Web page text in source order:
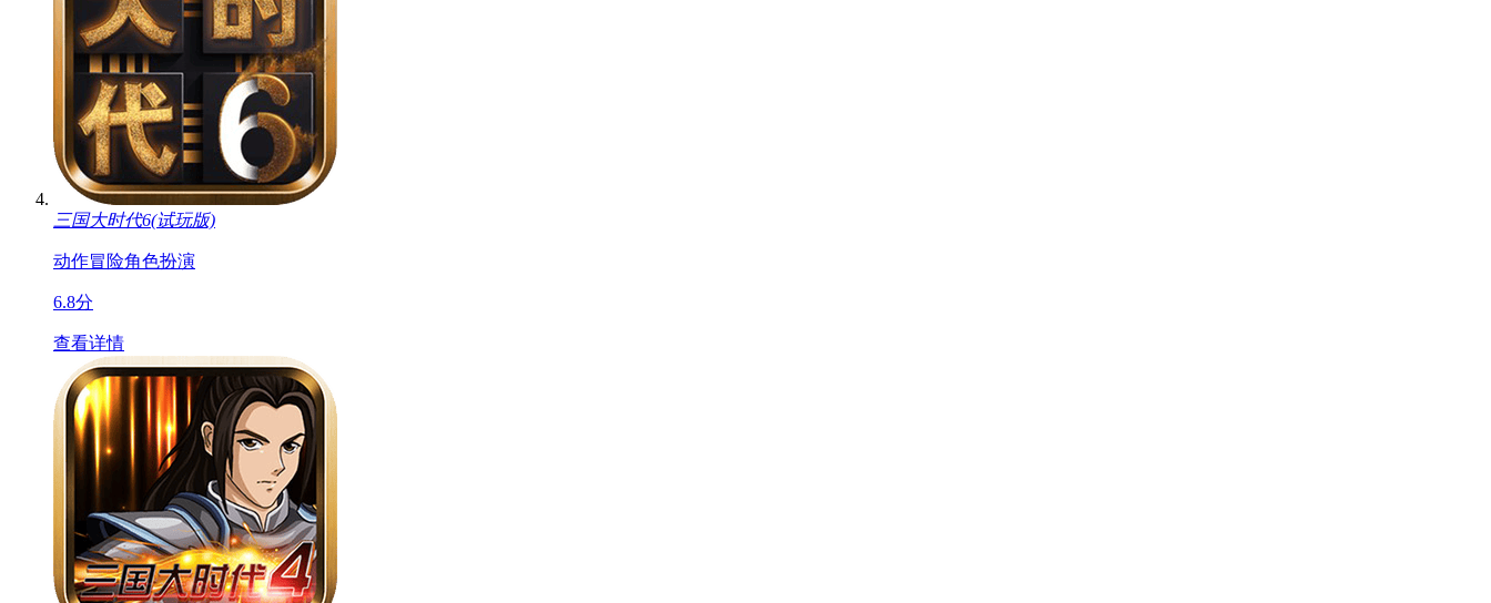
三国大时代6(试玩版)
动作冒险角色扮演
6.8分
查看详情